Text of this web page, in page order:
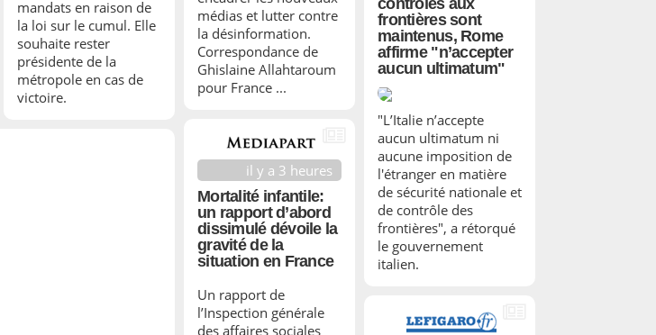
médias et lutter contre
la désinformation.
Correspondance de
Ghislaine Allahtaroum
pour France ...
mandats en raison de
la loi sur le cumul. Elle
souhaite rester
présidente de la
métropole en cas de
victoire.
contrôles aux
frontières sont
maintenus, Rome
affirme "n’accepter
aucun ultimatum"
"L’Italie n’accepte
aucun ultimatum ni
aucune imposition de
l'étranger en matière
de sécurité nationale et
de contrôle des
frontières", a rétorqué
le gouvernement
italien.
il y a 3 heures
Mortalité infantile:
un rapport d’abord
dissimulé dévoile la
gravité de la
situation en France
Un rapport de
l’Inspection générale
des affaires sociales